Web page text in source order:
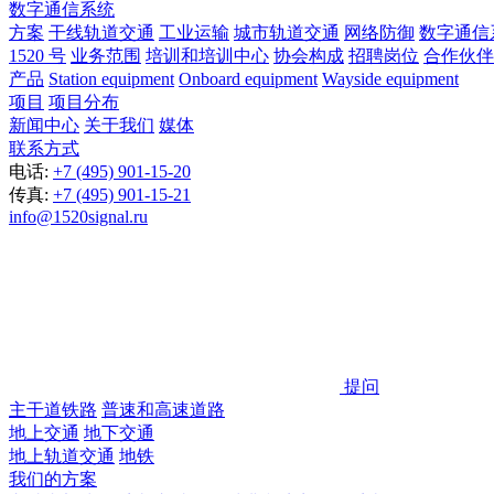
数字通信系统
方案 干线轨道交通 工业运输 城市轨道交通 网络防御 数字通信
1520 号 业务范围 培训和培训中心 协会构成 招聘岗位 合作伙
产品 Station equipment Onboard equipment Wayside equipment
项目 项目分布
新闻中心 关于我们 媒体
联系方式
电话: +7 (495) 901-15-20
传真: +7 (495) 901-15-21
info@1520signal.ru
提问
主干道铁路 普速和高速道路
地上交通 地下交通
地上轨道交通 地铁
我们的方案